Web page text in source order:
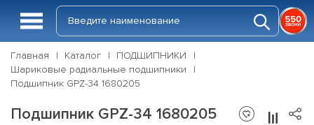
Главная Каталог
ПОДШИПНИКИ
Шариковые радиальные подшипники
Подшипник GPZ-34 1680205
Подшипник GPZ-34 1680205